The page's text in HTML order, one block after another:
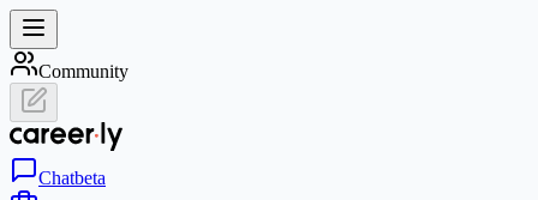
Community
Chatbeta